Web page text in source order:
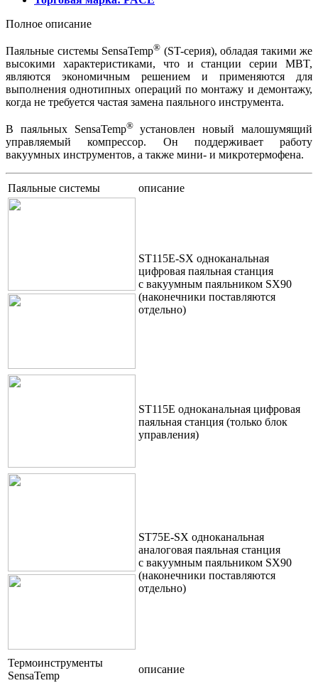
Полное описание
Паяльные системы SensaTemp® (ST-серия), обладая такими же
высокими характеристиками, что и станции серии MBT,
являются экономичным решением и применяются для
выполнения однотипных операций по монтажу и демонтажу,
когда не требуется частая замена паяльного инструмента.
В паяльных SensaTemp®установлен новый малошумящий
управляемый компрессор. Он поддерживает работу
вакуумных инструментов, а также мини- и микротермофена.
Паяльные системы описание
ST115E-SX одноканальная
цифровая паяльная станция
с вакуумным паяльником SX90
(наконечники поставляются
отдельно)
ST115E одноканальная цифровая
паяльная станция (только блок
управления)
ST75E-SX одноканальная
аналоговая паяльная станция
с вакуумным паяльником SX90
(наконечники поставляются
отдельно)
Термоинструменты
SensaTemp
описание